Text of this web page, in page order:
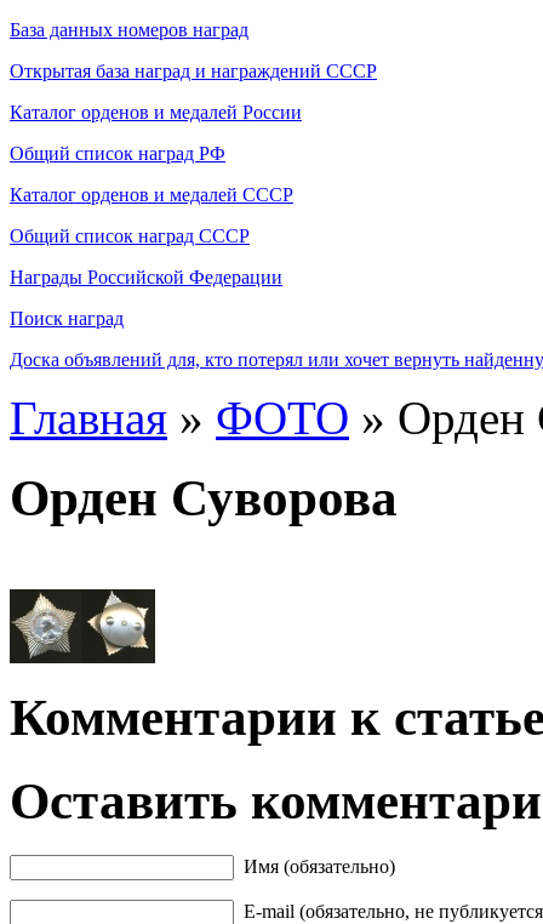
База данных номеров наград
Открытая база наград и награждений СССР
Каталог орденов и медалей России
Общий список наград РФ
Каталог орденов и медалей СССР
Общий список наград СССР
Награды Российской Федерации
Поиск наград
Доска объявлений для, кто потерял или хочет вернуть
Главная » ФОТО » Орден
Орден Суворова
Комментарии к
Оставить
Имя (обязательно)
E-mail (обязательно, не